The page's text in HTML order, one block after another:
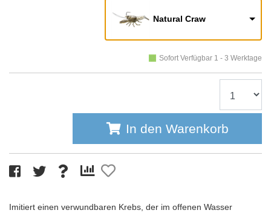
Natural Craw
Sofort Verfügbar 1 - 3 Werktage
In den Warenkorb
Imitiert einen verwundbaren Krebs, der im offenen Wasser